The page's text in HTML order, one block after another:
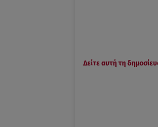
Δείτε αυτή τη